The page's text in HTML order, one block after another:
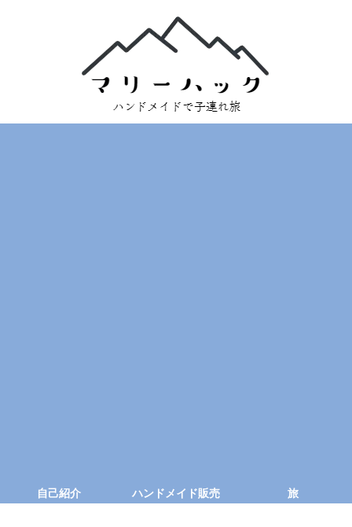
自己紹介 ハンドメイド販売 旅